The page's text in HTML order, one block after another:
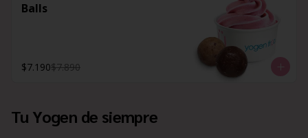
Balls
$7.190$7.890
Tu Yogen de siempre